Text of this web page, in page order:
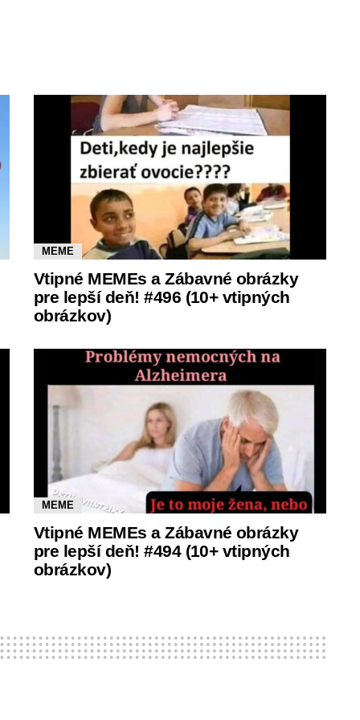
MEME
Vtipné MEMEs a Zábavné obrázky
pre lepší deň! #496 (10+ vtipných
obrázkov)
MEME
Vtipné MEMEs a Zábavné obrázky
pre lepší deň! #494 (10+ vtipných
obrázkov)